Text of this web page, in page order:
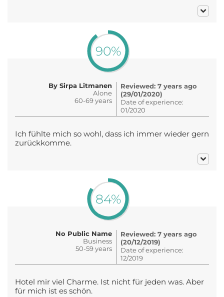
90%
By Sirpa Litmanen
Alone
60-69 years
Reviewed: 7 years ago
(29/01/2020)
Date of experience:
01/2020
Ich fühlte mich so wohl, dass ich immer wieder gern
zurückkomme.
84%
No Public Name
Business
50-59 years
Reviewed: 7 years ago
(20/12/2019)
Date of experience:
12/2019
Hotel mir viel Charme. Ist nicht für jeden was. Aber
für mich ist es schön.